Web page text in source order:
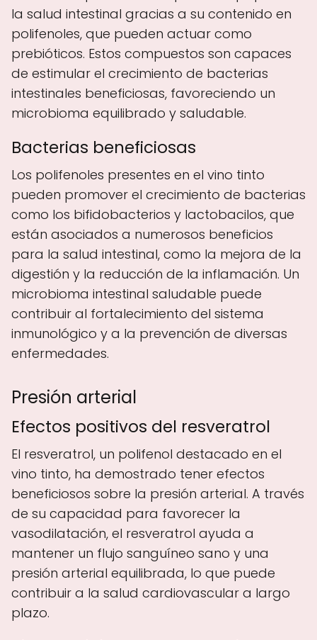
la salud intestinal gracias a su contenido en
polifenoles, que pueden actuar como
prebióticos. Estos compuestos son capaces
de estimular el crecimiento de bacterias
intestinales beneficiosas, favoreciendo un
microbioma equilibrado y saludable.
Bacterias beneficiosas
Los polifenoles presentes en el vino tinto
pueden promover el crecimiento de bacterias
como los bifidobacterios y lactobacilos, que
están asociados a numerosos beneficios
para la salud intestinal, como la mejora de la
digestión y la reducción de la inflamación. Un
microbioma intestinal saludable puede
contribuir al fortalecimiento del sistema
inmunológico y a la prevención de diversas
enfermedades.
Presión arterial
Efectos positivos del resveratrol
El resveratrol, un polifenol destacado en el
vino tinto, ha demostrado tener efectos
beneficiosos sobre la presión arterial. A través
de su capacidad para favorecer la
vasodilatación, el resveratrol ayuda a
mantener un flujo sanguíneo sano y una
presión arterial equilibrada, lo que puede
contribuir a la salud cardiovascular a largo
plazo.